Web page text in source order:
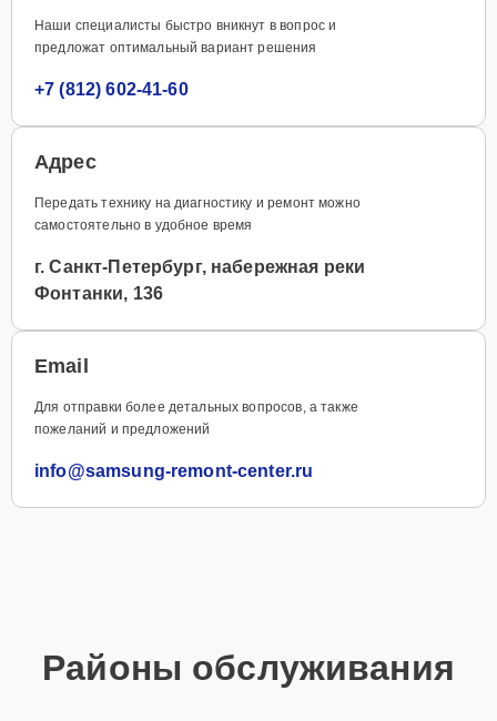
Наши специалисты быстро вникнут в вопрос и
предложат оптимальный вариант решения
+7 (812) 602-41-60
Адрес
Передать технику на диагностику и ремонт можно
самостоятельно в удобное время
г. Санкт-Петербург, набережная реки
Фонтанки, 136
Email
Для отправки более детальных вопросов, а также
пожеланий и предложений
info@samsung-remont-center.ru
Районы обслуживания